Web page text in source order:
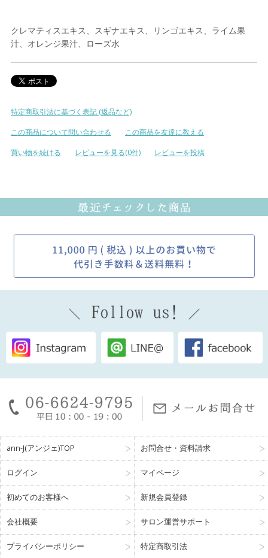
クレマティスエキス、スギナエキス、リンゴエキス、ライム果
汁、オレンジ果汁、ローズ水
特定商取引法に基づく表記 (返品など)
この商品について問い合わせる
この商品を友達に教える
買い物を続ける
レビューを見る(0件) レビューを投稿
ann-J(アンジェ)TOP お問合せ・資料請求
ログイン マイページ
初めてのお客様へ 新規会員登録
会社概要 サロン運営サポート
プライバシーポリシー 特定商取引法